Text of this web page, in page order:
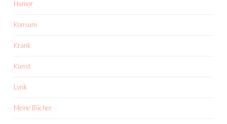
Humor
Konsum
Krank
Kunst
Lyrik
Meine Bücher